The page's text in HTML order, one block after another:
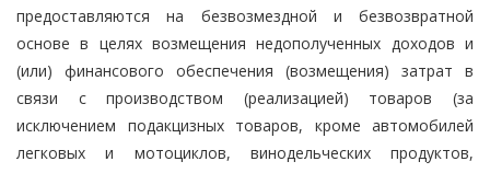
предоставляются на безвозмездной и безвозвратной
основе в целях возмещения недополученных доходов и
(или) финансового обеспечения (возмещения) затрат в
связи с производством (реализацией) товаров (за
исключением подакцизных товаров, кроме автомобилей
легковых и мотоциклов, винодельческих продуктов,